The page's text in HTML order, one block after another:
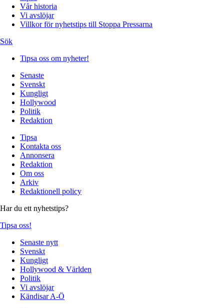
Vår historia
Vi avslöjar
Villkor för nyhetstips till Stoppa Pressarna
Sök
Tipsa oss om nyheter!
Senaste
Svenskt
Kungligt
Hollywood
Politik
Redaktion
Tipsa
Kontakta oss
Annonsera
Redaktion
Om oss
Arkiv
Redaktionell policy
Har du ett nyhetstips?
Tipsa oss!
Senaste nytt
Svenskt
Kungligt
Hollywood & Världen
Politik
Vi avslöjar
Kändisar A-Ö